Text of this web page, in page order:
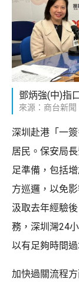
鄧炳強(中)指
來源：商台新聞
深圳赴港「一
居民。保安局
足準備，包括
方巡邏，以免
汲取去年經驗
務，深圳灣24
以有足夠時間過
加快過關流程